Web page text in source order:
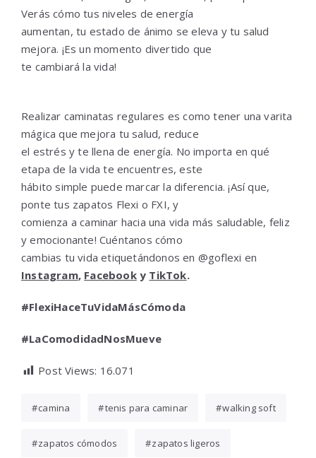
Verás cómo tus niveles de energía
aumentan, tu estado de ánimo se eleva y tu salud
mejora. ¡Es un momento divertido que
te cambiará la vida!
Realizar caminatas regulares es como tener una varita
mágica que mejora tu salud, reduce
el estrés y te llena de energía. No importa en qué
etapa de la vida te encuentres, este
hábito simple puede marcar la diferencia. ¡Así que,
ponte tus zapatos Flexi o FXI, y
comienza a caminar hacia una vida más saludable, feliz
y emocionante! Cuéntanos cómo
cambias tu vida etiquetándonos en @goflexi en
Instagram, Facebooky TikTok.
#FlexiHaceTuVidaMásCómoda
#LaComodidadNosMueve
Post Views: 16.071
camina tenis para caminar walking soft
zapatos cómodos zapatos ligeros